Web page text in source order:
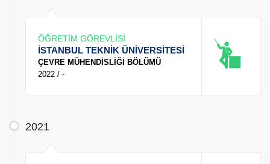
ÖĞRETİM GÖREVLİSİ
İSTANBUL TEKNİK ÜNİVERSİTESİ
ÇEVRE MÜHENDİSLİĞİ BÖLÜMÜ
2022 / -
2021